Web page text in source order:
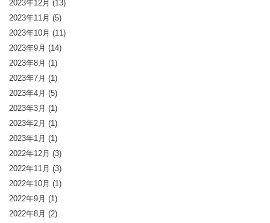
2023年12月 (13)
2023年11月 (5)
2023年10月 (11)
2023年9月 (14)
2023年8月 (1)
2023年7月 (1)
2023年4月 (5)
2023年3月 (1)
2023年2月 (1)
2023年1月 (1)
2022年12月 (3)
2022年11月 (3)
2022年10月 (1)
2022年9月 (1)
2022年8月 (2)